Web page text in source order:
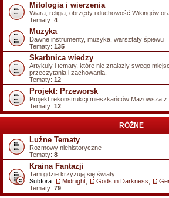
Mitologia i wierzenia
Wiara, religia, obrzędy i duchowość Wikingów
Tematy: 4
Muzyka
Dawne instrumenty, muzyka, warsztaty śpiewu
Tematy: 135
Skarbnica wiedzy
Artykuły i tematy, które nie znalazły swego
przeczytania i zachowania.
Tematy: 12
Projekt: Przeworsk
Projekt rekonstrukcji mieszkańców Mazowsza
Tematy: 12
RÓŻNE
Luźne Tematy
Rozmowy niehistoryczne
Tematy: 8
Kraina Fantazji
Tam gdzie krzyżują się światy...
Subfora:
Midnight Gods in Darkness
Tematy: 79